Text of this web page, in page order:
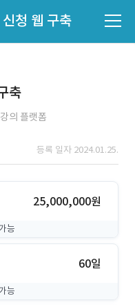
청 웹 구축
축
의 플랫폼
등록 일자 2024.01.25.
25,000,000원
능
60일
능